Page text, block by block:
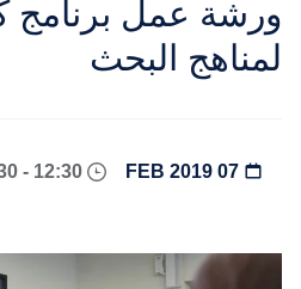
ورشة عمل برنامج
لمناهج البحث